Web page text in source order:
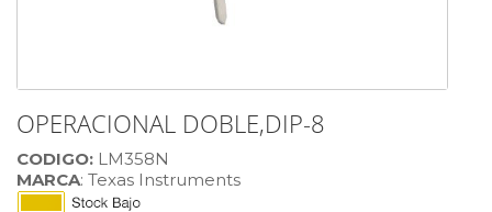
OPERACIONAL DOBLE,DIP-8
CODIGO: LM358N
MARCA: Texas Instruments